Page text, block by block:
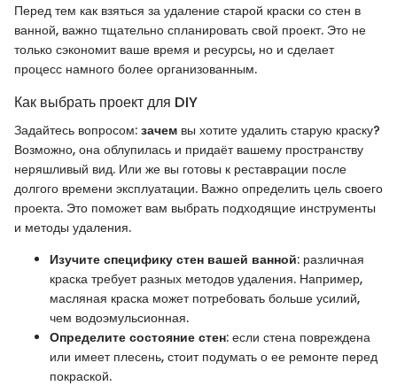
Перед тем как взяться за удаление старой краски со стен в
ванной, важно тщательно спланировать свой проект. Это не
только сэкономит ваше время и ресурсы, но и сделает
процесс намного более организованным.
Как выбрать проект для DIY
Задайтесь вопросом: зачем вы хотите удалить старую краску?
Возможно, она облупилась и придаёт вашему пространству
неряшливый вид. Или же вы готовы к реставрации после
долгого времени эксплуатации. Важно определить цель своего
проекта. Это поможет вам выбрать подходящие инструменты
и методы удаления.
Изучите специфику стен вашей ванной: различная
краска требует разных методов удаления. Например,
масляная краска может потребовать больше усилий,
чем водоэмульсионная.
Определите состояние стен: если стена повреждена
или имеет плесень, стоит подумать о ее ремонте перед
покраской.